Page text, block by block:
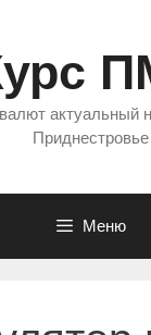
актуальный
Приднестровье
Меню